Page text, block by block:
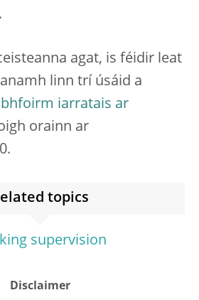
agat, is féidir leat
linn trí úsáid a
bhfoirm iarratais ar
orainn ar
topics
supervision
Disclaimer